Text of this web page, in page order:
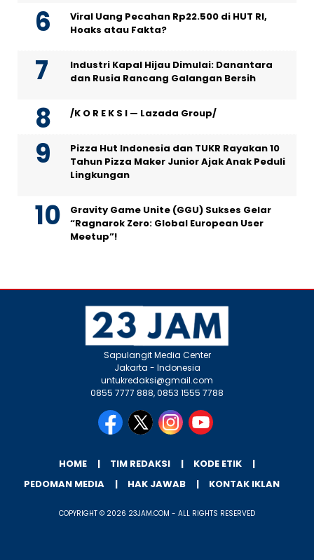
Viral Uang Pecahan Rp22.500 di HUT RI,
Hoaks atau Fakta?
Industri Kapal Hijau Dimulai: Danantara
dan Rusia Rancang Galangan Bersih
/K O R E K S I — Lazada Group/
Pizza Hut Indonesia dan TUKR Rayakan 10
Tahun Pizza Maker Junior Ajak Anak Peduli
Lingkungan
Gravity Game Unite (GGU) Sukses Gelar
“Ragnarok Zero: Global European User
Meetup”!
Sapulangit Media Center
Jakarta - Indonesia
untukredaksi@gmail.com
0855 7777 888, 0853 1555 7788
HOME TIM REDAKSI
KODE ETIK
PEDOMAN MEDIA
HAK JAWAB KONTAK IKLAN
COPYRIGHT © 2026 23JAM.COM - ALL RIGHTS RESERVED